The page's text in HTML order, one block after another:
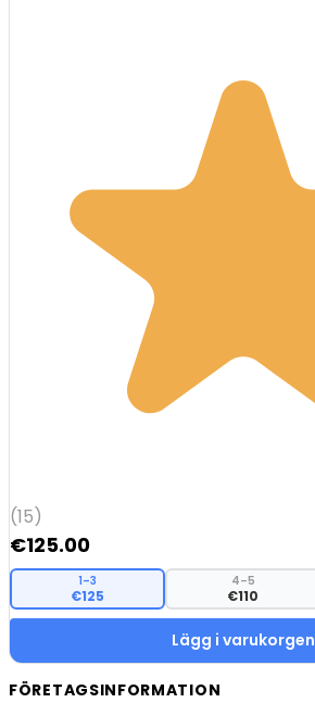
(15)
€125.00
1–3
€125
4–5
€110
Lägg i varukorgen
FÖRETAGSINFORMATION